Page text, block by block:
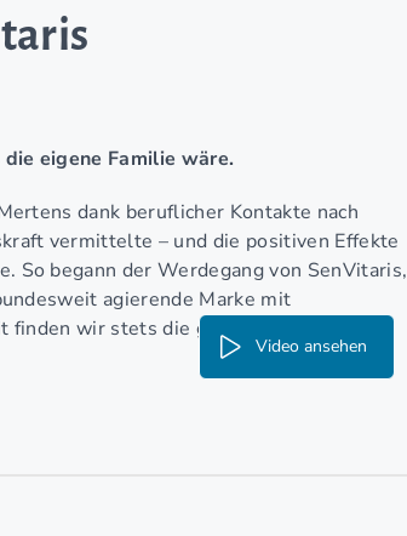
eigene Familie wäre.
dank beruflicher Kontakte nach
vermittelte – und die positiven Effekte
So begann der Werdegang von SenVitaris,
agierende Marke mit
wir stets die geeignete Kraft für
Video ansehen